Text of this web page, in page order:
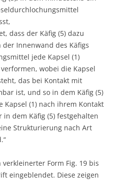
dass der Käfig (5) dazu
Innenwand des Käfigs
jede Kapsel (1)
wobei die Kapsel
das bei Kontakt mit
ist, und so in dem Käfig (5)
Kapsel (1) nach ihrem Kontakt
in dem Käfig (5) festgehalten
Strukturierung nach Art
Form Fig. 19 bis
eingeblendet. Diese zeigen